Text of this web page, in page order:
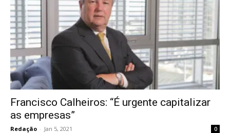
Francisco Calheiros: “É urgente capitalizar
as empresas”
Redação - Jan 5, 2021 0